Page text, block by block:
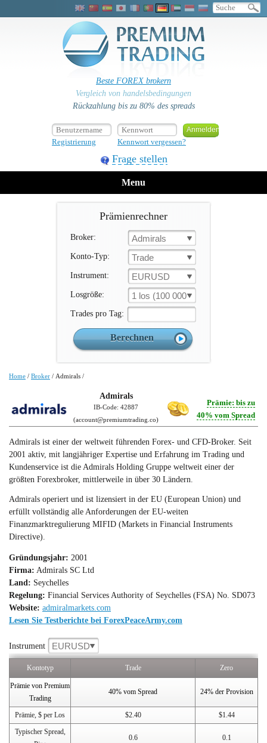
Beste FOREX brokern
Vergleich von handelsbedingungen
Rückzahlung bis zu 80% des spreads
Registrierung Kennwort vergessen?
Frage stellen
Menu
Prämienrechner
Broker: Admirals
Konto-Typ: Trade
Instrument: EURUSD
Losgröße: 1 los (100 000 un.)
Trades pro Tag:
Home / Broker / Admirals /
Admirals
IB-Code: 42887
(account@premiumtrading.co)
Prämie: bis zu
40% vom Spread
Admirals ist einer der weltweit führenden Forex- und CFD-Broker. Seit
2001 aktiv, mit langjähriger Expertise und Erfahrung im Trading und
Kundenservice ist die Admirals Holding Gruppe weltweit einer der
größten Forexbroker, mittlerweile in über 30 Ländern.
Admirals operiert und ist lizensiert in der EU (European Union) und
erfüllt vollständig alle Anforderungen der EU-weiten
Finanzmarktregulierung MIFID (Markets in Financial Instruments
Directive).
Gründungsjahr: 2001
Firma: Admirals SC Ltd
Land: Seychelles
Regelung: Financial Services Authority of Seychelles (FSA) No. SD073
Website: admiralmarkets.com
Lesen Sie Testberichte bei ForexPeaceArmy.com
Instrument EURUSD
Kontotyp Trade Zero
Prämie von Premium
Trading
40% vom Spread 24% der Provision
Prämie, $ per Los $2.40
$1.44
Typischer Spread,
0.6 0.1